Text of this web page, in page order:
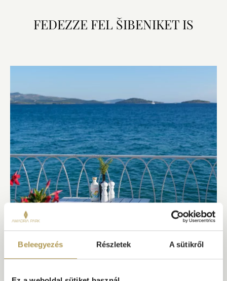
Beleegyezés Részletek A sütikről
FEDEZZE FEL ŠIBENIKET IS
TRATTORIA ÉTTEREM
A fehér oszlopok és fagerendák ölelésében megbúvó Trattoria
kötetlen eleganciát és közvetlen, tengerparti szabadtéri étkezést
terasz közvetlenül a strand felett, egy szigetekre néző